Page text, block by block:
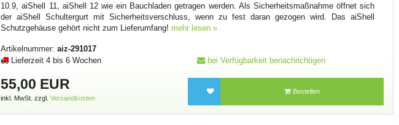
10.9, aiShell 11, aiShell 12 wie ein Bauchladen getragen werden. Als Sicherheitsmaßnahme öffnet sich
der aiShell Schultergurt mit Sicherheitsverschluss, wenn zu fest daran gezogen wird. Das aiShell
Schutzgehäuse gehört nicht zum Lieferumfang! mehr lesen »
Artikelnummer:aiz-291017
Lieferzeit 4 bis 6 Wochen
bei Verfügbarkeit benachrichtigen
55,00 EUR
inkl. MwSt. zzgl.Versandkosten
Bestellen